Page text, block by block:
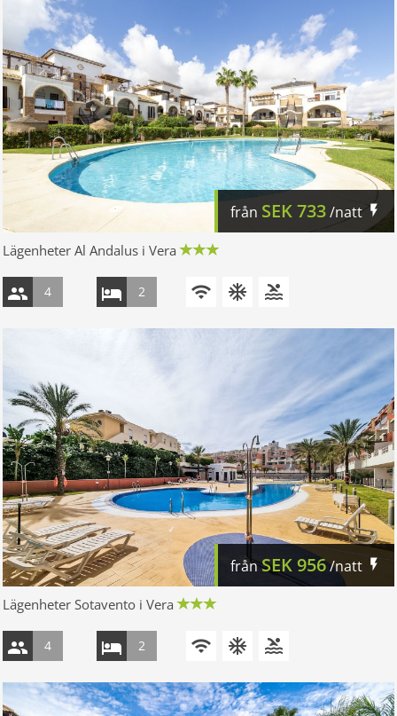
från SEK733/natt
Lägenheter Al Andalus i Vera
4 2
frånSEK956/natt
Lägenheter Sotavento i Vera
4 2